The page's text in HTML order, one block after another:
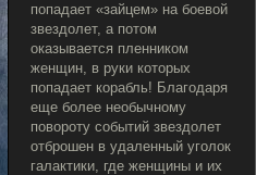
попадает «зайцем» на боевой
звездолет, а потом
оказывается пленником
женщин, в руки которых
попадает корабль! Благодаря
еще более необычному
повороту событий звездолет
отброшен в удаленный уголок
галактики, где женщины и их